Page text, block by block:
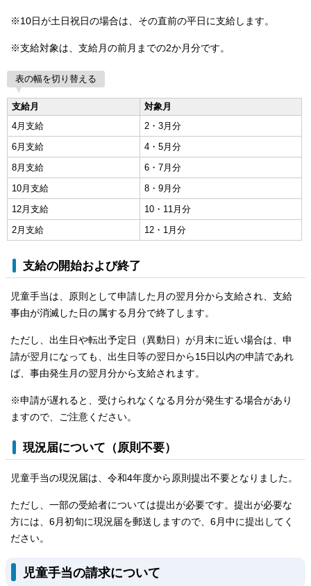
※10日が土日祝日の場合は、その直前の平日に支給します。
※支給対象は、支給月の前月までの2か月分です。
表の幅を切り替える
支給月
対象月
4月支給
2・3月分
6月支給
4・5月分
8月支給
6・7月分
10月支給
8・9月分
12月支給
10・11月分
2月支給
12・1月分
支給の開始および終了
児童手当は、原則として申請した月の翌月分から支給され、支給
事由が消滅した日の属する月分で終了します。
ただし、出生日や転出予定日（異動日）が月末に近い場合は、申
請が翌月になっても、出生日等の翌日から15日以内の申請であれ
ば、事由発生月の翌月分から支給されます。
※申請が遅れると、受けられなくなる月分が発生する場合があり
ますので、ご注意ください。
現況届について（原則不要）
児童手当の現況届は、令和4年度から原則提出不要となりました。
ただし、一部の受給者については提出が必要です。提出が必要な
方には、6月初旬に現況届を郵送しますので、6月中に提出してく
ださい。
児童手当の請求について